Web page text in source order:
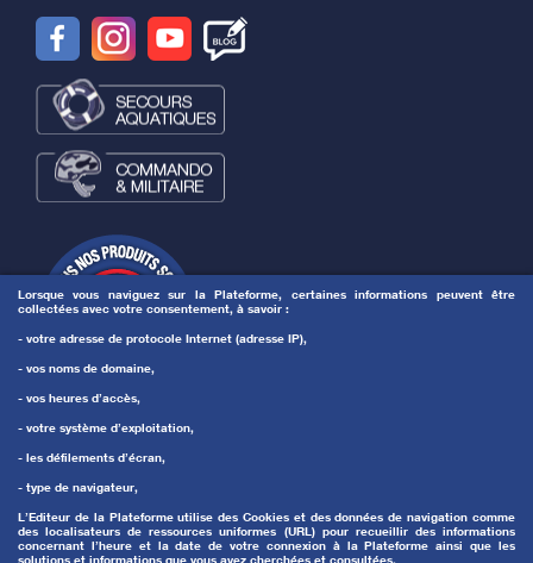
Lorsque vous naviguez sur la Plateforme, certaines informations peuvent être
collectées avec votre consentement, à savoir :
- votre adresse de protocole Internet (adresse IP),
- vos noms de domaine,
- vos heures d’accès,
- votre système d’exploitation,
- les défilements d’écran,
- type de navigateur,
L’Editeur de la Plateforme utilise des Cookies et des données de navigation comme
des localisateurs de ressources uniformes (URL) pour recueillir des informations
concernant l’heure et la date de votre connexion à la Plateforme ainsi que les
solutions et informations que vous avez cherchées et consultées.